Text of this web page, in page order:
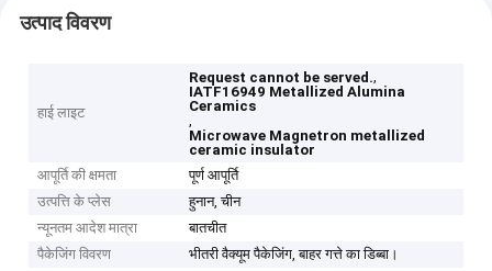
उत्पाद विवरण
हाई लाइट
Request cannot be served.,
IATF16949 Metallized Alumina
Ceramics
,
Microwave Magnetron metallized
ceramic insulator
आपूर्ति की क्षमता
पूर्ण आपूर्ति
उत्पत्ति के प्लेस
हुनान, चीन
न्यूनतम आदेश मात्रा
बातचीत
पैकेजिंग विवरण
भीतरी वैक्यूम पैकेजिंग, बाहर गत्ते का डिब्बा।